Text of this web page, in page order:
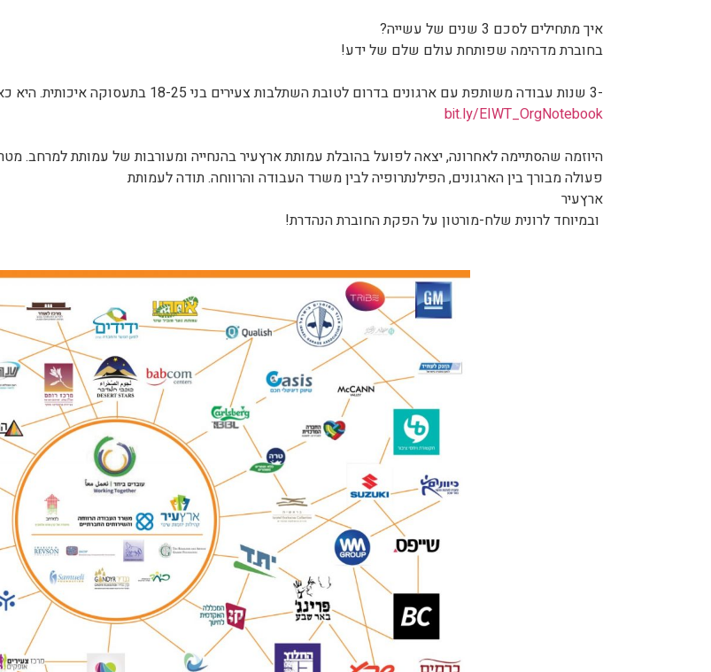
איך מתחילים לסכם 3 שנים של עשייה?
בחוברת מדהימה שפותחת עולם שלם של ידע!
-3 שנות עבודה משותפת עם ארגונים בדרום לטובת השתלבות צעירים בני 18-25 בתעסוקה איכותית. היא כאן, היא שלכם ולרשותכם:
bit.ly/EIWT_OrgNotebook
היוזמה שהסתיימה לאחרונה, יצאה לפועל בהובלת עמותת ארץעיר בהנחייה ומעורבות של עמותת למרחב.
פעולה מבורך בין הארגונים, הפילנתרופיה לבין משרד העבודה והרווחה. תודה לעמותת
ארץעיר
ובמיוחד לרונית שלח-מורטון על הפקת החוברת הנהדרת!